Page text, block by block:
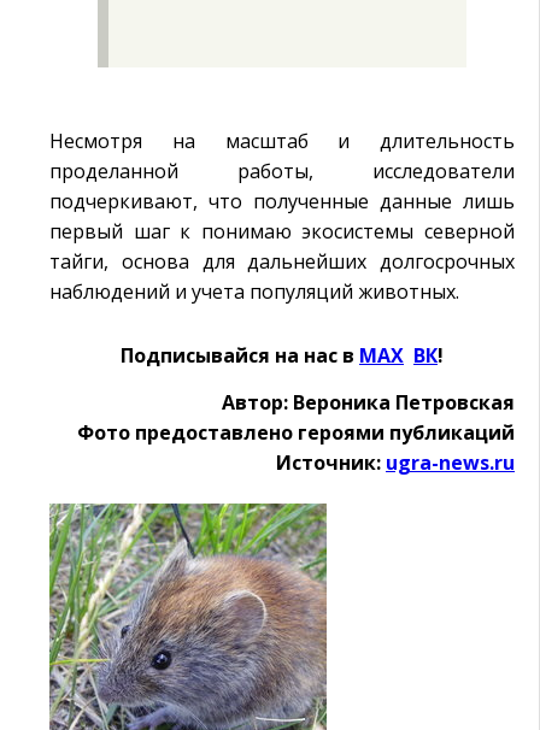
Несмотря на масштаб и длительность
проделанной работы, исследователи
подчеркивают, что полученные данные лишь
первый шаг к понимаю экосистемы северной
тайги, основа для дальнейших долгосрочных
наблюдений и учета популяций животных.
Подписывайся на нас в MAX ВК!
Автор: Вероника Петровская
Фото предоставлено героями публикаций
Источник: ugra-news.ru